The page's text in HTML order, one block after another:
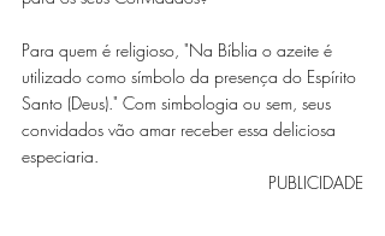
Para quem é religioso, "Na Bíblia o azeite é
utilizado como símbolo da presença do Espírito
Santo (Deus)." Com simbologia ou sem, seus
convidados vão amar receber essa deliciosa
especiaria.
PUBLICIDADE